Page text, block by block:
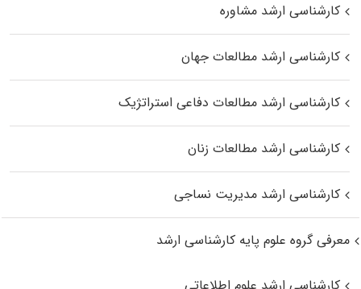
کارشناسی ارشد مشاوره
کارشناسی ارشد مطالعات جهان
کارشناسی ارشد مطالعات دفاعی استراتژیک
کارشناسی ارشد مطالعات زنان
کارشناسی ارشد مدیریت نساجی
معرفی گروه علوم پایه کارشناسی ارشد